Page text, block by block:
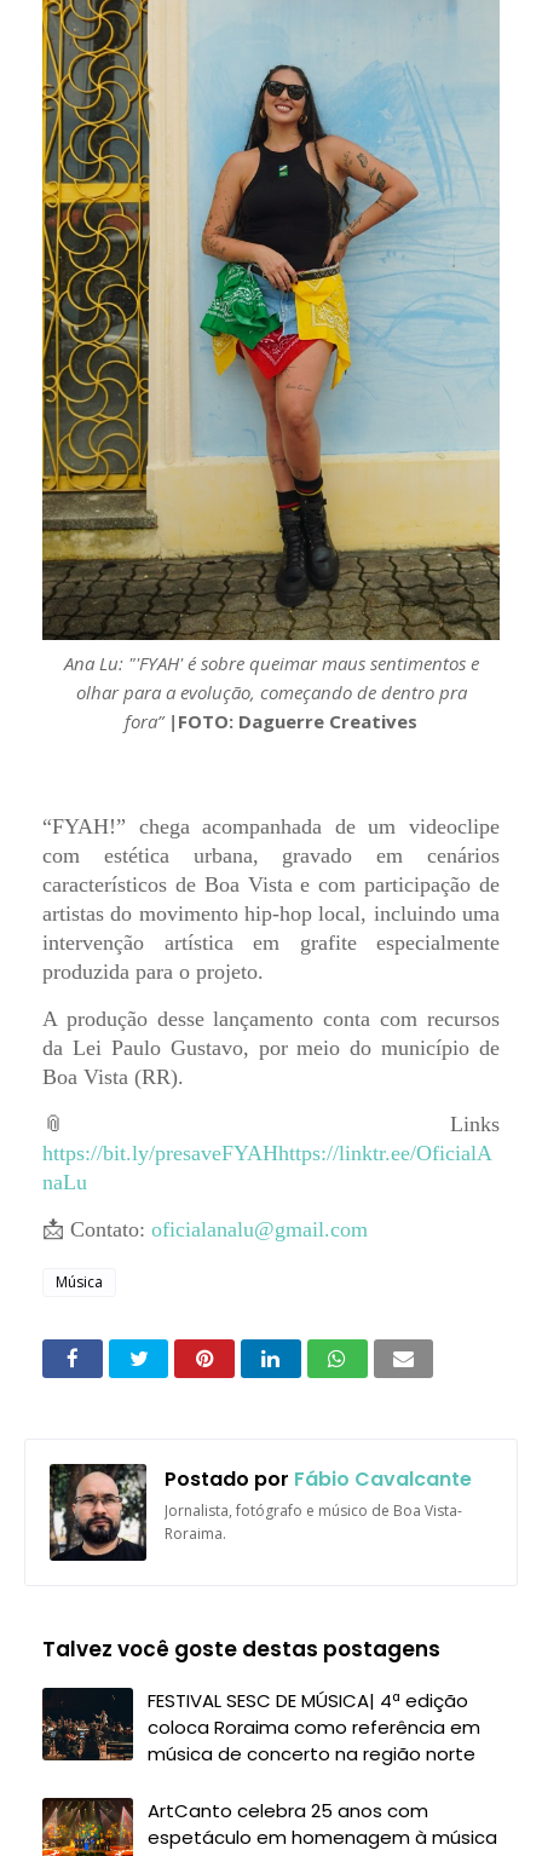
Ana Lu: "'FYAH' é sobre queimar maus sentimentos e
olhar para a evolução, começando de dentro pra
fora” | FOTO: Daguerre Creatives
“FYAH!” chega acompanhada de um videoclipe
com estética urbana, gravado em cenários
característicos de Boa Vista e com participação de
artistas do movimento hip-hop local, incluindo uma
intervenção artística em grafite especialmente
produzida para o projeto.
A produção desse lançamento conta com recursos
da Lei Paulo Gustavo, por meio do município de
Boa Vista (RR).
📎 Links
https://bit.ly/presaveFYAHhttps://linktr.ee/OficialA
naLu
📩 Contato: oficialanalu@gmail.com
Música
Postado por Fábio Cavalcante
Jornalista, fotógrafo e músico de Boa Vista-
Roraima.
Talvez você goste destas postagens
FESTIVAL SESC DE MÚSICA| 4ª edição
coloca Roraima como referência em
música de concerto na região norte
ArtCanto celebra 25 anos com
espetáculo em homenagem à música